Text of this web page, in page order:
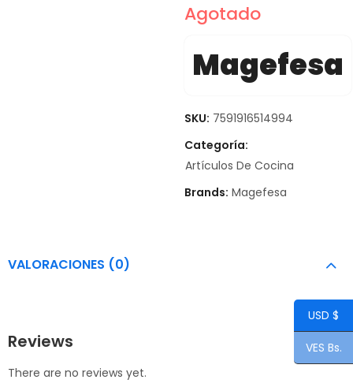
Agotado
Magefesa
SKU: 7591916514994
Categoría:
Artículos De Cocina
Brands: Magefesa
VALORACIONES (0)
Reviews
There are no reviews yet.
USD $
VES Bs.